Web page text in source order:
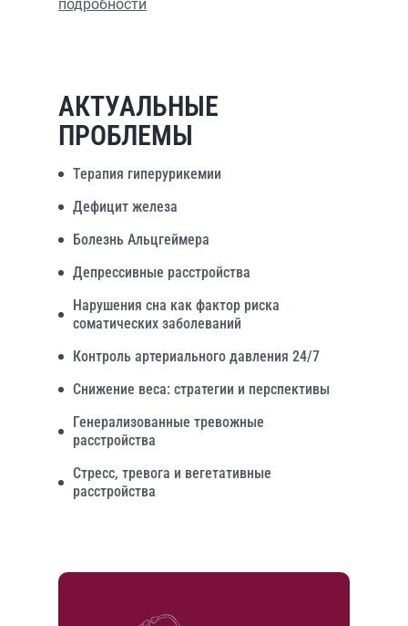
подробности
АКТУАЛЬНЫЕ
ПРОБЛЕМЫ
Терапия гиперурикемии
Дефицит железа
Болезнь Альцгеймера
Депрессивные расстройства
Нарушения сна как фактор риска
соматических заболеваний
Контроль артериального давления 24/7
Снижение веса: стратегии и перспективы
Генерализованные тревожные
расстройства
Стресс, тревога и вегетативные
расстройства